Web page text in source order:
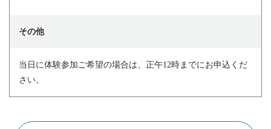
その他
当日に体験参加ご希望の場合は、正午12時までにお申込くだ
さい。